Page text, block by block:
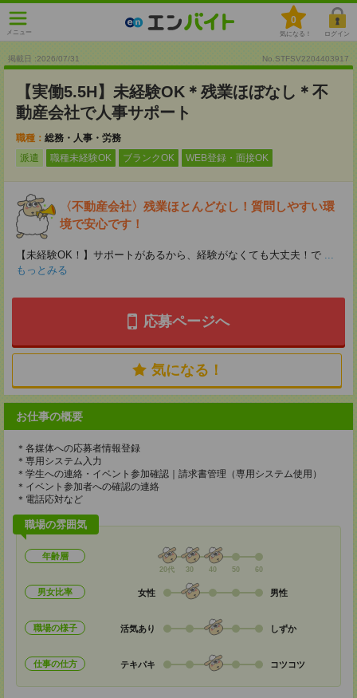
メニュー
0
気になる！ ログイン
掲載日 :2026/07/31 No.STFSV2204403917
【実働5.5H】未経験OK＊残業ほぼなし＊不
動産会社で人事サポート
職種： 総務・人事・労務
派遣
職種未経験OK ブランクOK WEB登録・面接OK
〈不動産会社〉残業ほとんどなし！質問しやすい環
境で安心です！
【未経験OK！】サポートがあるから、経験がなくても大丈夫！で ...
もっとみる
応募ページへ
気になる！
お仕事の概要
＊各媒体への応募者情報登録
＊専用システム入力
＊学生への連絡・イベント参加確認｜請求書管理（専用システム使用）
＊イベント参加者への確認の連絡
＊電話応対など
職場の雰囲気
年齢層
20代 30 40 50 60
男女比率 女性 男性
職場の様子 活気あり しずか
仕事の仕方 テキパキ コツコツ